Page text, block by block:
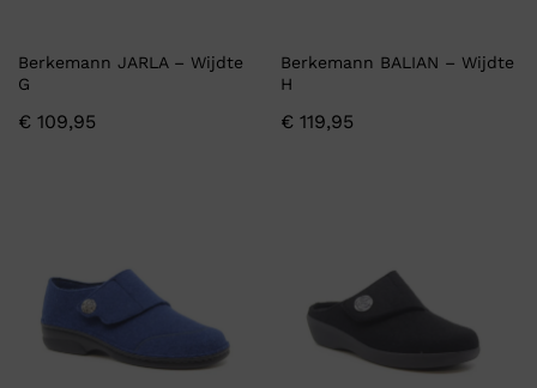
Berkemann JARLA – Wijdte
G
€ 109,95
Berkemann BALIAN – Wijdte
H
€ 119,95